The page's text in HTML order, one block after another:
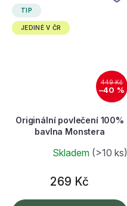
TIP
JEDINÉ V ČR
449 Kč
–40 %
Originální povlečení 100%
bavlna Monstera
Skladem (>10 ks)
269 Kč